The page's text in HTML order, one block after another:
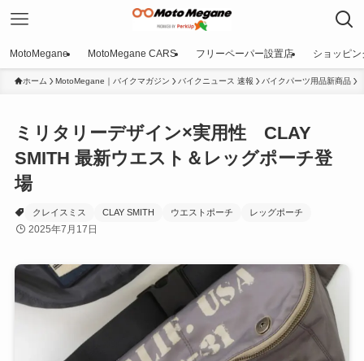
MotoMegane MotoMegane CARS フリーペーパー設置店 ショッピン
ホーム MotoMegane｜バイクマガジン バイクニュース 速報 バイクパーツ用品新商品
ミリタリーデザイン×実用性 CLAY
SMITH 最新ウエスト＆レッグポーチ登
場
クレイスミス CLAY SMITH ウエストポーチ レッグポーチ
2025年7月17日